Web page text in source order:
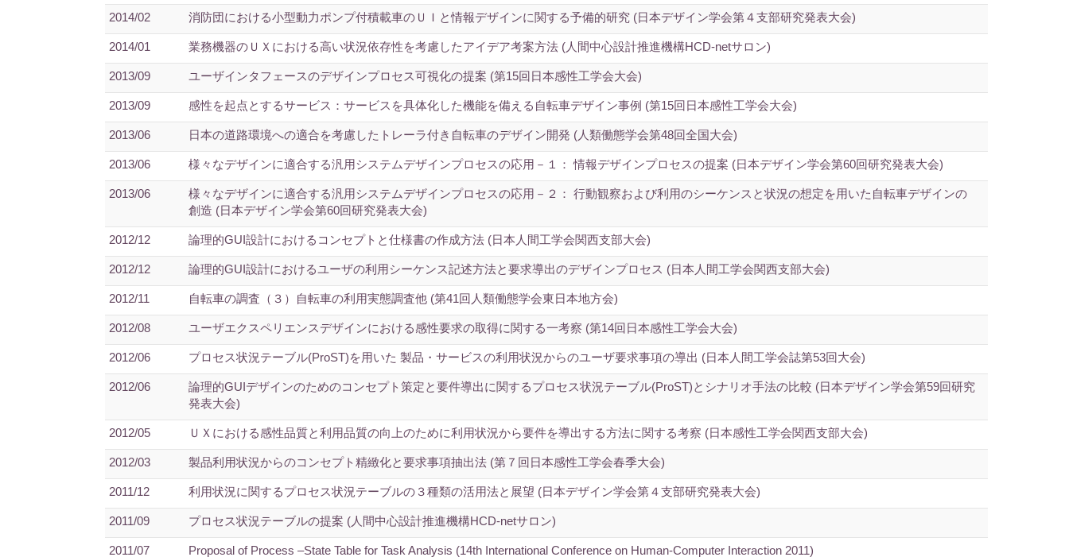
2014/02 消防団における小型動力ポンプ付積載車のＵＩと情報デザインに関する予備的研究 (日本デザイン学会第４支部研究発表大会)
2014/01 業務機器のＵＸにおける高い状況依存性を考慮したアイデア考案方法 (人間中心設計推進機構HCD-netサロン)
2013/09 ユーザインタフェースのデザインプロセス可視化の提案 (第15回日本感性工学会大会)
2013/09 感性を起点とするサービス：サービスを具体化した機能を備える自転車デザイン事例 (第15回日本感性工学会大会)
2013/06 日本の道路環境への適合を考慮したトレーラ付き自転車のデザイン開発 (人類働態学会第48回全国大会)
2013/06 様々なデザインに適合する汎用システムデザインプロセスの応用－１： 情報デザインプロセスの提案 (日本デザイン学会第60回研究発表大会)
2013/06
様々なデザインに適合する汎用システムデザインプロセスの応用－２： 行動観察および利用のシーケンスと状況の想定を用いた自転車デザインの
創造 (日本デザイン学会第60回研究発表大会)
2012/12 論理的GUI設計におけるコンセプトと仕様書の作成方法 (日本人間工学会関西支部大会)
2012/12 論理的GUI設計におけるユーザの利用シーケンス記述方法と要求導出のデザインプロセス (日本人間工学会関西支部大会)
2012/11 自転車の調査（３）自転車の利用実態調査他 (第41回人類働態学会東日本地方会)
2012/08 ユーザエクスペリエンスデザインにおける感性要求の取得に関する一考察 (第14回日本感性工学会大会)
2012/06 プロセス状況テーブル(ProST)を用いた 製品・サービスの利用状況からのユーザ要求事項の導出 (日本人間工学会誌第53回大会)
2012/06
論理的GUIデザインのためのコンセプト策定と要件導出に関するプロセス状況テーブル(ProST)とシナリオ手法の比較 (日本デザイン学会第59回研究
発表大会)
2012/05 ＵＸにおける感性品質と利用品質の向上のために利用状況から要件を導出する方法に関する考察 (日本感性工学会関西支部大会)
2012/03 製品利用状況からのコンセプト精緻化と要求事項抽出法 (第７回日本感性工学会春季大会)
2011/12 利用状況に関するプロセス状況テーブルの３種類の活用法と展望 (日本デザイン学会第４支部研究発表大会)
2011/09 プロセス状況テーブルの提案 (人間中心設計推進機構HCD-netサロン)
2011/07 Proposal of Process –State Table for Task Analysis (14th International Conference on Human-Computer Interaction 2011)